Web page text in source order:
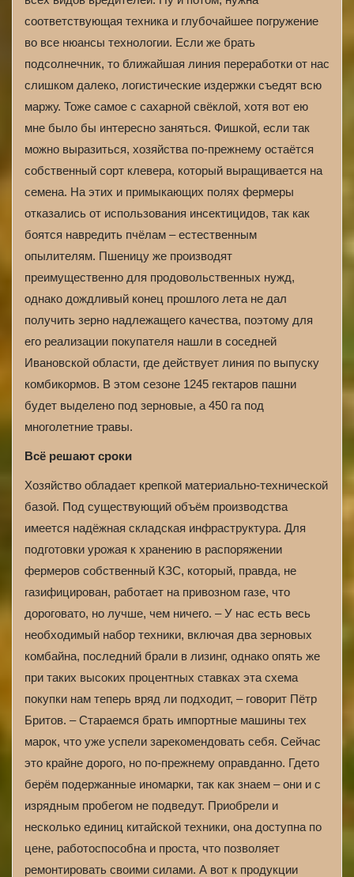
соответствующая техника и глубочайшее погружение
во все нюансы технологии. Если же брать
подсолнечник, то ближайшая линия переработки от нас
слишком далеко, логистические издержки съедят всю
маржу. Тоже самое с сахарной свёклой, хотя вот ею
мне было бы интересно заняться. Фишкой, если так
можно выразиться, хозяйства по-прежнему остаётся
собственный сорт клевера, который выращивается на
семена. На этих и примыкающих полях фермеры
отказались от использования инсектицидов, так как
боятся навредить пчёлам – естественным
опылителям. Пшеницу же производят
преимущественно для продовольственных нужд,
однако дождливый конец прошлого лета не дал
получить зерно надлежащего качества, поэтому для
его реализации покупателя нашли в соседней
Ивановской области, где действует линия по выпуску
комбикормов. В этом сезоне 1245 гектаров пашни
будет выделено под зерновые, а 450 га под
многолетние травы.
Всё решают сроки
Хозяйство обладает крепкой материально-технической
базой. Под существующий объём производства
имеется надёжная складская инфраструктура. Для
подготовки урожая к хранению в распоряжении
фермеров собственный КЗС, который, правда, не
газифицирован, работает на привозном газе, что
дороговато, но лучше, чем ничего. – У нас есть весь
необходимый набор техники, включая два зерновых
комбайна, последний брали в лизинг, однако опять же
при таких высоких процентных ставках эта схема
покупки нам теперь вряд ли подходит, – говорит Пётр
Бритов. – Стараемся брать импортные машины тех
марок, что уже успели зарекомендовать себя. Сейчас
это крайне дорого, но по-прежнему оправданно. Гдето
берём подержанные иномарки, так как знаем – они и с
изрядным пробегом не подведут. Приобрели и
несколько единиц китайской техники, она доступна по
цене, работоспособна и проста, что позволяет
ремонтировать своими силами. А вот к продукции